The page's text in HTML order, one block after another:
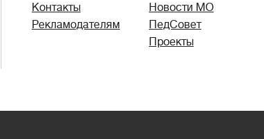
Контакты
Рекламодателям
Новости МО
ПедСовет
Проекты